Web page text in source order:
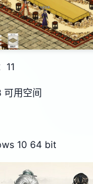
11
可用空间
10 64 bit